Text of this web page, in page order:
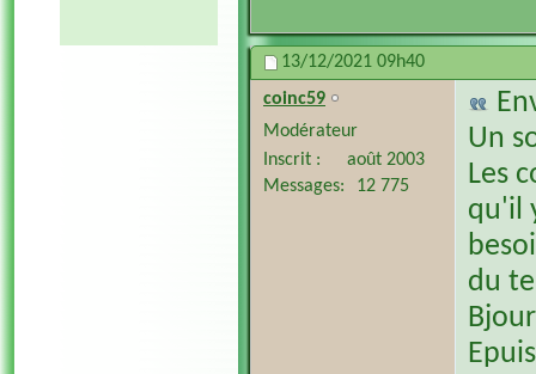
13/12/2021 09h40
coinc59
Modérateur
Inscrit
août 2003
Messages
12 775
Un
Les
qu'il
du